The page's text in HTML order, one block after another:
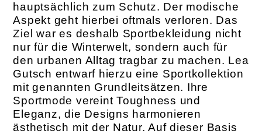
hauptsächlich zum Schutz. Der modische
Aspekt geht hierbei oftmals verloren. Das
Ziel war es deshalb Sportbekleidung nicht
nur für die Winterwelt, sondern auch für
den urbanen Alltag tragbar zu machen. Lea
Gutsch entwarf hierzu eine Sportkollektion
mit genannten Grundleitsätzen. Ihre
Sportmode vereint Toughness und
Eleganz, die Designs harmonieren
ästhetisch mit der Natur. Auf dieser Basis